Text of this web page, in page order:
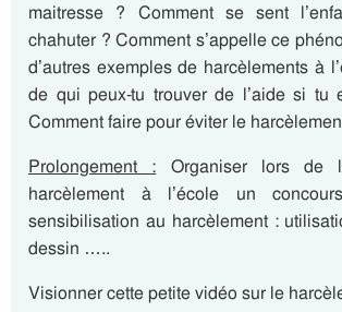
maitresse ? Comment se sent
chahuter ? Comment s’appelle ce
d’autres exemples de harcèlements à
de qui peux-tu trouver de l’aide si tu
Comment faire pour éviter le
Prolongement : Organiser lors de
harcèlement à l’école un
sensibilisation au harcèlement :
dessin …..
Visionner cette petite vidéo sur le